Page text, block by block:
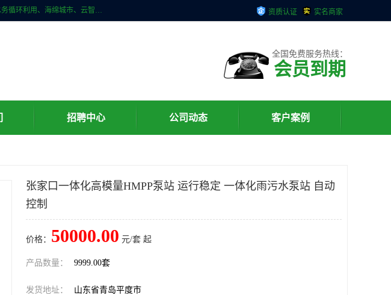
青岛铭源环保科技有限公司是一家专注于环保与智慧水务领域的先进科技企业，公司专注于云智能一体化预制泵站、水务循环利用、海绵城市、云智慧水务开发及新型环保技术研发等领域。铭源环保以为客户提供优质产品、专业技术服务为己任。为客户提供量身定制方案，提供多种配置方案满足实际使用要求。严控供货周期，并提供高标准后期维护。以环保为己任，视质量如生命，以技术做先导，靠诚信赢客户。 资质认证 实名商家
全国免费服务热线：
会员到期
招聘中心 公司动态 客户案例
张家口一体化高模量HMPP泵站 运行稳定 一体化雨污水泵站 自动
控制
价格： 50000.00 元/套 起
产品数量： 9999.00套
发货地址： 山东省青岛平度市